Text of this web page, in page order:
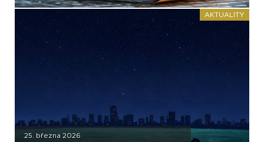
AKTUALITY
25. března 2026